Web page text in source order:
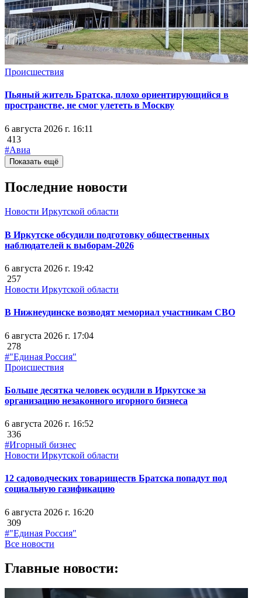
Происшествия
Пьяный житель Братска, плохо ориентирующийся в
пространстве, не смог улететь в Москву
6 августа 2026 г. 16:11
413
#Авиа
Показать ещё
Последние новости
Новости Иркутской области
В Иркутске обсудили подготовку общественных
наблюдателей к выборам-2026
6 августа 2026 г. 19:42
257
Новости Иркутской области
В Нижнеудинске возводят мемориал участникам СВО
6 августа 2026 г. 17:04
278
#"Единая Россия"
Происшествия
Больше десятка человек осудили в Иркутске за
организацию незаконного игорного бизнеса
6 августа 2026 г. 16:52
336
#Игорный бизнес
Новости Иркутской области
12 садоводческих товариществ Братска попадут под
социальную газификацию
6 августа 2026 г. 16:20
309
#"Единая Россия"
Все новости
Главные новости: